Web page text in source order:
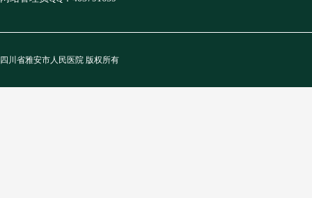
四川省雅安市人民医院 版权所有